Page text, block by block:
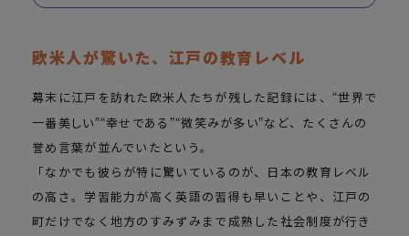
欧米人が驚いた、江戸の教育レベル
幕末に江戸を訪れた欧米人たちが残した記録には、
世界で
一番美しい
幸せである 微笑みが多い など、たくさんの
誉め言葉が並んでいたという。
「なかでも彼らが特に驚いているのが、日本の教育レベル
の高さ。学習能力が高く英語の習得も早いことや、江戸の
町だけでなく地方のすみずみまで成熟した社会制度が行き